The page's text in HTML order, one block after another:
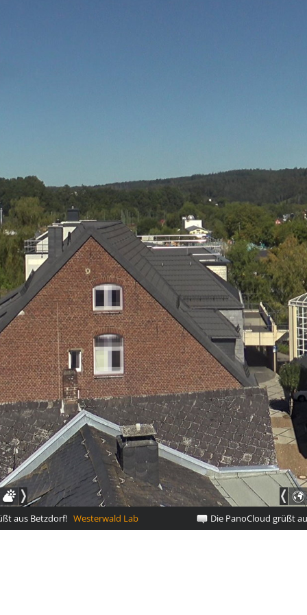
aus Betzdorf!Westerwald Lab Die PanoCloud grüßt